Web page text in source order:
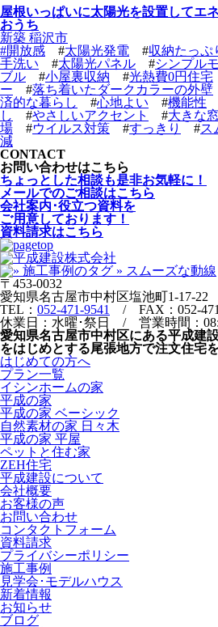
屋根いっぱいに太陽光を設置してエ
おうち
新築 稲沢市
#開放感 #太陽光発電 #収納たっぷ
手洗い #太陽光パネル #シンプル
ブル #小屋裏収納 #光熱費0円住宅
ー #落ち着いたダークカラーの外壁
済的な暮らし
#心地よい #機能性
し
#やさしいアクセント #大きな窓
場 #ウイルス対策 #すっきり #ス
減
CONTACT
お問い合わせはこちら
ちょっとした相談も是非お気軽に！
メールでのご相談はこちら
会社案内･役立つ資料を
ご用意しております！
資料請求はこちら
〒453-0032
愛知県名古屋市中村区塩池町1-17-22
TEL： 052-471-9541
/ FAX：052-
休業日：水曜･祭日 / 営業時間：
愛知県名古屋市中村区にある平成建
をはじめとする尾張地方で注文住宅
はじめての方へ
プラン一覧
イシンホームの家
平成の家
平成の家 ベーシック
自然素材の家 日々木
平成の家 平屋
ペットと住む家
ZEH住宅
平成建設について
会社概要
お客様の声
お問い合わせ
コンタクトフォーム
資料請求
プライバシーポリシー
施工事例
見学会･モデルハウス
新着情報
お知らせ
ブログ